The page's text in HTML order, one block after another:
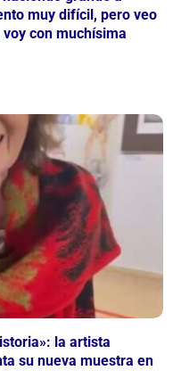
muy difícil, pero veo
con muchísima
la artista
su nueva muestra en